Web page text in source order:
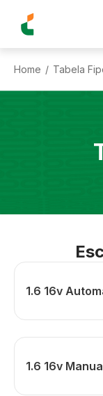
Home / Tabela
1.6 16v
1.6 16v